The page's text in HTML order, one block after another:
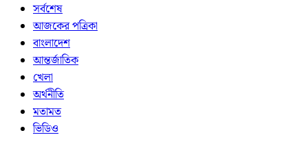
সর্বশেষ
আজকের পত্রিকা
বাংলাদেশ
আন্তর্জাতিক
খেলা
অর্থনীতি
মতামত
ভিডিও